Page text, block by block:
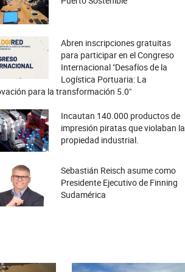
Abren inscripciones gratuitas
para participar en el Congreso
Internacional "Desafíos de la
Logística Portuaria: La
para la transformación 5.0"
Incautan 140.000 productos de
impresión piratas que violaban la
propiedad industrial.
Sebastián Reisch asume como
Presidente Ejecutivo de Finning
Sudamérica